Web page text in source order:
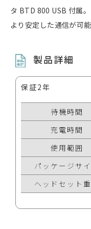
タ BTD 800 USB 付属。
より安定した通信が可能
製品詳細
保証2年
待機時間
充電時間
使用範囲
パッケージサ
ヘッドセット